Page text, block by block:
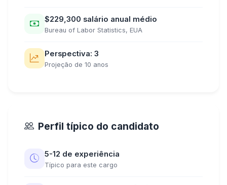
$229,300 salário anual médio
Bureau of Labor Statistics, EUA
Perspectiva: 3
Projeção de 10 anos
Perfil típico do candidato
5-12 de experiência
Típico para este cargo